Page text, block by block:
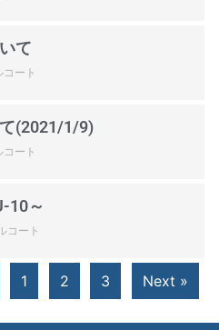
て
ート
(2021/1/9)
ート
10～
コート
1 2 3 Next »